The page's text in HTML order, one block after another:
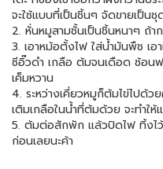
จะใช้แบบที่เป็นชิ้นๆ จัดขายเป็นชุ
2. หั่นหมูสามชั้นเป็นชิ้นหนาๆ ถ้
3. เอาหม้อตั้งไฟ ใส่น้ำมันพืช เอ
ซีอิ๊วดำ เกลือ ต้มจนเดือด ช้อน
เค็มหวาน
4. ระหว่างเคี่ยวหมูก็ต้มไข่ไปด้
เติมเกลือในน้ำที่ต้มด้วย จะทำใ
5. ต้มต่อสักพัก แล้วปิดไฟ ทิ้งไว้
ก่อนเลยนะค้า